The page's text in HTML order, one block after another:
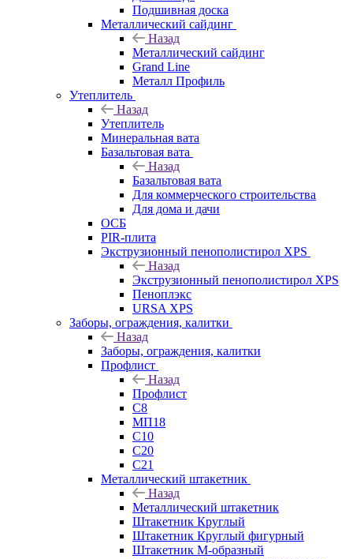
Подшивная доска
Металлический сайдинг
Назад
Металлический сайдинг
Grand Line
Металл Профиль
Утеплитель
Назад
Утеплитель
Минеральная вата
Базальтовая вата
Назад
Базальтовая вата
Для коммерческого строительства
Для дома и дачи
ОСБ
PIR-плита
Экструзионный пенополистирол XPS
Назад
Экструзионный пенополистирол XPS
Пеноплэкс
URSA XPS
Заборы, ограждения, калитки
Назад
Заборы, ограждения, калитки
Профлист
Назад
Профлист
С8
МП18
С10
С20
С21
Металлический штакетник
Назад
Металлический штакетник
Штакетник Круглый
Штакетник Круглый фигурный
Штакетник М-образный